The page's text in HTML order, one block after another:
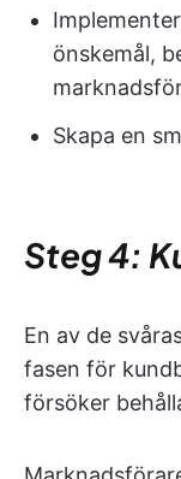
önskemål,
Skapa en
Steg 4:
En av de
fasen för
försöker